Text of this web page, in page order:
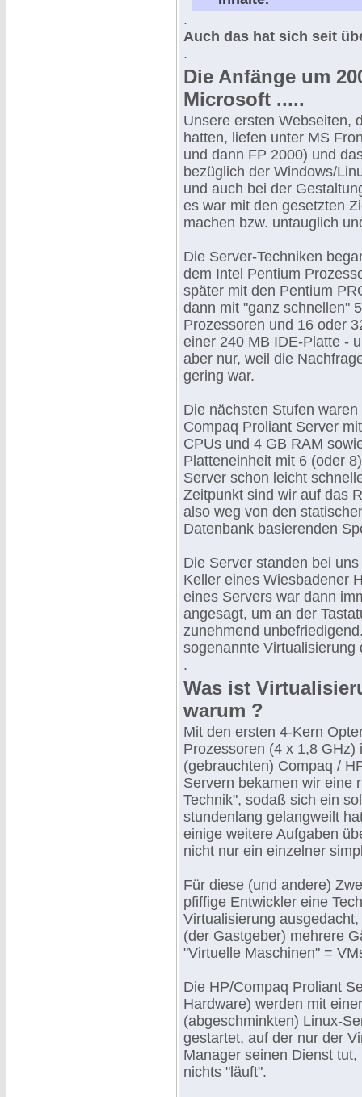
.
Auch das hat sich seit
.
Die Anfänge um
Microsoft .....
Unsere ersten Webseiten,
hatten, liefen unter MS
und dann FP 2000) und
bezüglich der Windows/
und auch bei der
es war mit den gesetzten
machen bzw. untauglich
Die Server-Techniken
dem Intel Pentium
später mit den Pentium
dann mit "ganz schnellen"
Prozessoren und 16 oder
einer 240 MB IDE-Platte -
aber nur, weil die
gering war.
Die nächsten Stufen
Compaq Proliant Server
CPUs und 4 GB RAM
Platteneinheit mit 6 (oder
Server schon leicht
Zeitpunkt sind wir auf das
also weg von den
Datenbank basierenden
Die Server standen bei
Keller eines Wiesbadener
eines Servers war dann
angesagt, um an der
zunehmend
sogenannte Virtualisierung
.
Was ist
warum ?
Mit den ersten 4-Kern
Prozessoren (4 x 1,8 GHz)
(gebrauchten) Compaq /
Servern bekamen wir eine
Technik", sodaß sich ein
stundenlang gelangweilt
einige weitere Aufgaben
nicht nur ein einzelner
Für diese (und andere)
pfiffige Entwickler eine
Virtualisierung
(der Gastgeber) mehrere
"Virtuelle Maschinen" =
Die HP/Compaq Proliant
Hardware) werden mit
(abgeschminkten) Linux-
gestartet, auf der nur der
Manager seinen Dienst
nichts "läuft".